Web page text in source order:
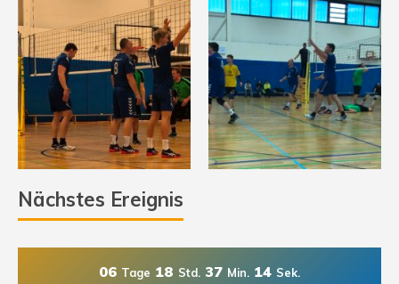
Nächstes Ereignis
06 Tage 18 Std. 37 Min. 14 Sek.